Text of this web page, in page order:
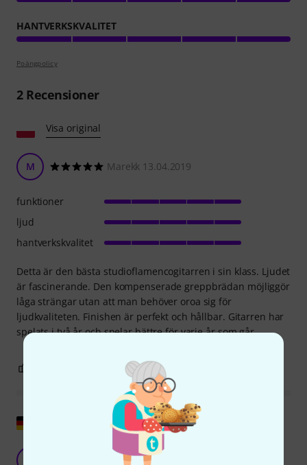
HANTVERKSKVALITET
Poängpolicy
2Recensioner
Visa original
M Marekk 13.04.2019
Detta är den bästa studioflamencogitarren i sin klass. Ljudet
är fascinerande. Den kompenserade greppbrädan möjliggör
låga strängar utan att man behöver oroa sig för
ljudkvaliteten. Finishen är perfekt och hållbar. Gitarren har
spelats i två år och spelar bättre för varje år som går.
funktioner
ljud
hantverkskvalitet
ANMÄL RECENSION
Dröminstrument